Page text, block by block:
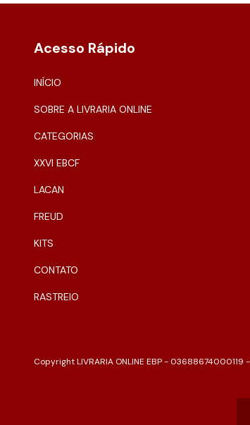
Acesso Rápido
INÍCIO
SOBRE A LIVRARIA ONLINE
CATEGORIAS
XXVI EBCF
LACAN
FREUD
KITS
CONTATO
RASTREIO
Copyright LIVRARIA ONLINE EBP -